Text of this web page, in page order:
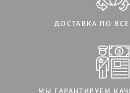
ДОСТАВКА ПО
МЫ ГАРАНТИРУЕМ